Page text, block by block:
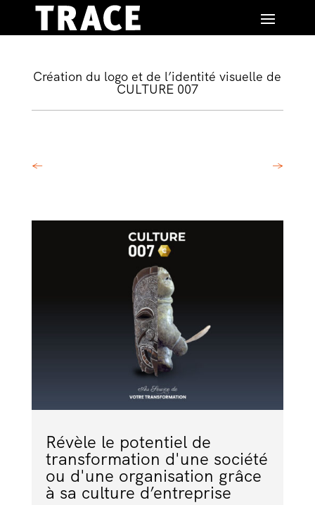
Création du logo et de l’identité visuelle de
CULTURE 007
← →
Révèle le potentiel de
transformation d'une société
ou d'une organisation grâce
à sa culture d’entreprise